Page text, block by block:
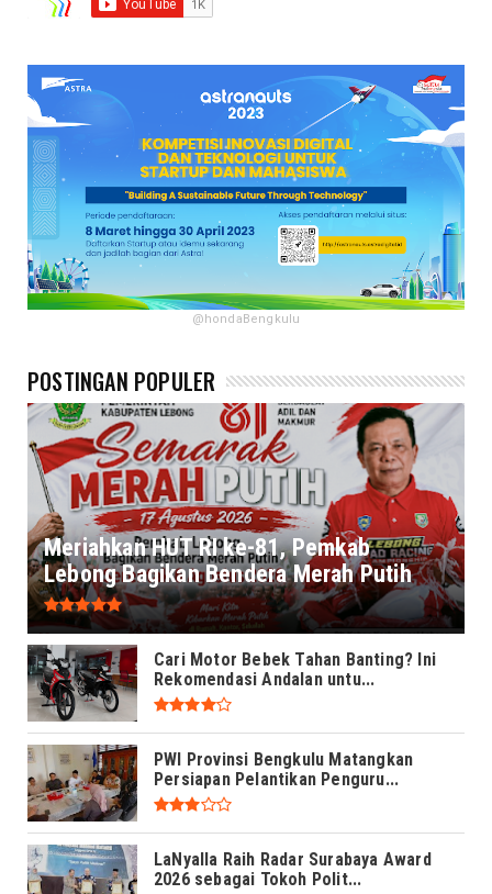
@hondaBengkulu
POSTINGAN POPULER
Meriahkan HUT RI ke-81, Pemkab
Lebong Bagikan Bendera Merah Putih
Cari Motor Bebek Tahan Banting? Ini
Rekomendasi Andalan untu...
PWI Provinsi Bengkulu Matangkan
Persiapan Pelantikan Penguru...
LaNyalla Raih Radar Surabaya Award
2026 sebagai Tokoh Polit...